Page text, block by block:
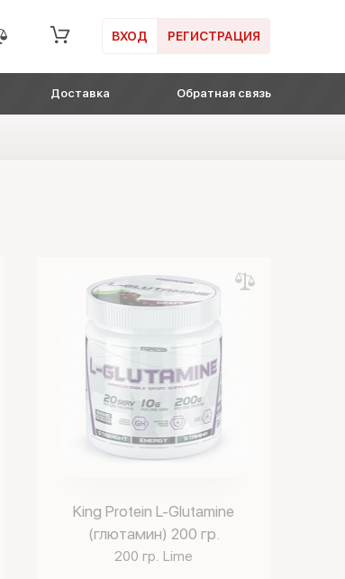
ВХОД РЕГИСТРАЦИЯ
Доставка Обратная связь
King Protein L-Glutamine
(глютамин) 200 гр.
200 гр. Lime